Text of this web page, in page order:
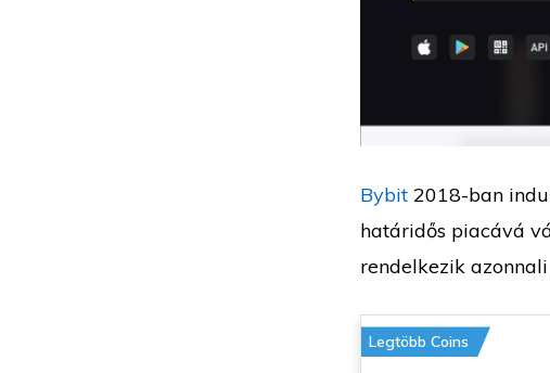
Bybit 2018-ban
határidős piacává
rendelkezik
Legtöbb Coins